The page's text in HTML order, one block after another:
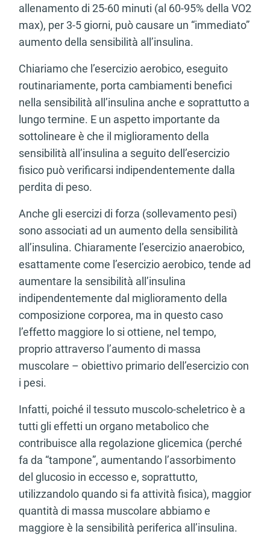
allenamento di 25-60 minuti (al 60-95% della VO2
max), per 3-5 giorni, può causare un “immediato”
aumento della sensibilità all’insulina.
Chiariamo che l’esercizio aerobico, eseguito
routinariamente, porta cambiamenti benefici
nella sensibilità all’insulina anche e soprattutto a
lungo termine. E un aspetto importante da
sottolineare è che il miglioramento della
sensibilità all’insulina a seguito dell’esercizio
fisico può verificarsi indipendentemente dalla
perdita di peso.
Anche gli esercizi di forza (sollevamento pesi)
sono associati ad un aumento della sensibilità
all’insulina. Chiaramente l’esercizio anaerobico,
esattamente come l’esercizio aerobico, tende ad
aumentare la sensibilità all’insulina
indipendentemente dal miglioramento della
composizione corporea, ma in questo caso
l’effetto maggiore lo si ottiene, nel tempo,
proprio attraverso l’aumento di massa
muscolare – obiettivo primario dell’esercizio con
i pesi.
Infatti, poiché il tessuto muscolo-scheletrico è a
tutti gli effetti un organo metabolico che
contribuisce alla regolazione glicemica (perché
fa da “tampone”, aumentando l’assorbimento
del glucosio in eccesso e, soprattutto,
utilizzandolo quando si fa attività fisica), maggior
quantità di massa muscolare abbiamo e
maggiore è la sensibilità periferica all’insulina.